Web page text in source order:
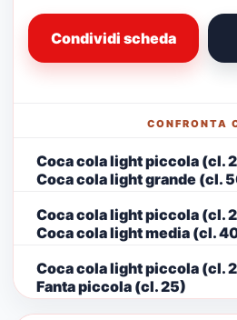
Condividi scheda
CONFRONTA
Coca cola light piccola (cl.
Coca cola light grande (cl.
Coca cola light piccola (cl.
Coca cola light media (cl.
Coca cola light piccola (cl.
Fanta piccola (cl. 25)